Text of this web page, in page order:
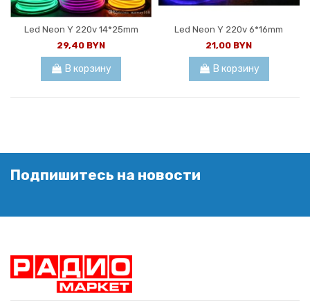
Led Neon Y 220v 14*25mm
29,40 BYN
В корзину
Led Neon Y 220v 6*16mm
21,00 BYN
В корзину
Подпишитесь на новости